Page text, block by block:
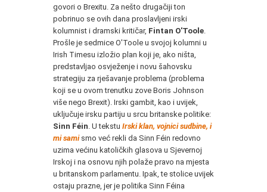
govori o Brexitu. Za nešto drugačiji ton
pobrinuo se ovih dana proslavljeni irski
kolumnist i dramski kritičar, Fintan O'Toole
Prošle je sedmice O'Toole u svojoj kolumni u
Irish Timesu izložio plan koji je, ako ništa,
predstavljao osvježenje i novu šahovsku
strategiju za rješavanje problema (problema
koji se u ovom trenutku zove Boris Johnson
više nego Brexit). Irski gambit, kao i uvijek,
uključuje irsku partiju u srcu britanske politike:
Sinn Féin . U tekstu Irski klan, vojnici sudbine, i
mi sami smo već rekli da Sinn Féin redovno
uzima većinu katoličkih glasova u Sjevernoj
Irskoj i na osnovu njih polaže pravo na mjesta
u britanskom parlamentu. Ipak, te stolice uvijek
ostaju prazne, jer je politika Sinn Féina